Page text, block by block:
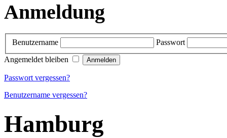
Anmeldung
Benutzername
Passwort
Angemeldet bleiben
Passwort vergessen?
Benutzername vergessen?
Hamburg